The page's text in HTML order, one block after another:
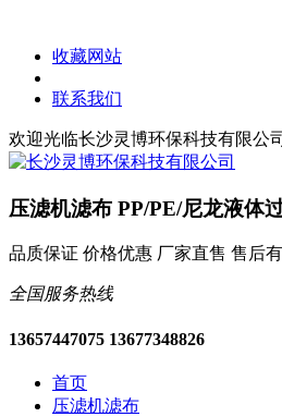
收藏网站
联系我们
欢迎光临长沙灵博环保科技有限公
压滤机滤布 PP/PE/尼龙液体
品质保证 价格优惠 厂家直售 售后
全国服务热线
13657447075 13677348826
首页
压滤机滤布